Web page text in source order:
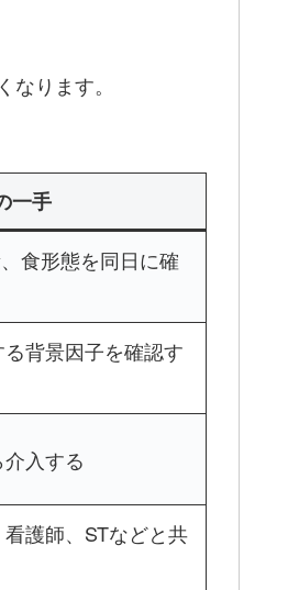
ります。
一手
食形態を同日に確
背景因子を確認す
入する
護師、STなどと共